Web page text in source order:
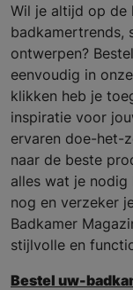
Wil je altijd op de
badkamertrends,
ontwerpen?
eenvoudig in
klikken heb je
inspiratie voor
ervaren doe-het-
naar de beste
alles wat je nodig
nog en verzeker
Badkamer
stijlvolle en
Bestel uw-